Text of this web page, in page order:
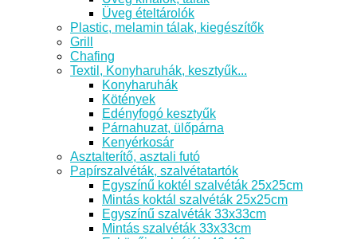
Üveg ételtárolók
Plastic, melamin tálak, kiegészítők
Grill
Chafing
Textil, Konyharuhák, kesztyűk...
Konyharuhák
Kötények
Edényfogó kesztyűk
Párnahuzat, ülőpárna
Kenyérkosár
Asztalterítő, asztali futó
Papírszalvéták, szalvétatartók
Egyszínű koktél szalvéták 25x25cm
Mintás koktál szalvéták 25x25cm
Egyszínű szalvéták 33x33cm
Mintás szalvéták 33x33cm